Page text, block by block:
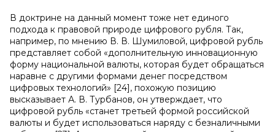
В доктрине на данный момент тоже нет единого
подхода к правовой природе цифрового рубля. Так,
например, по мнению В. В. Шумиловой, цифровой рубль
представляет собой «дополнительную инновационную
форму национальной валюты, которая будет обращаться
наравне с другими формами денег посредством
цифровых технологий» [24], похожую позицию
высказывает А. В. Турбанов, он утверждает, что
цифровой рубль «станет третьей формой российской
валюты и будет использоваться наряду с безналичными